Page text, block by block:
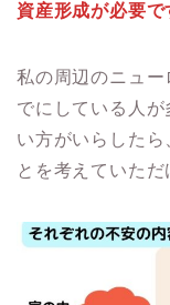
資産形成が必要で
私の周辺のニュ
でにしている人
い方がいらした
とを考えていただ